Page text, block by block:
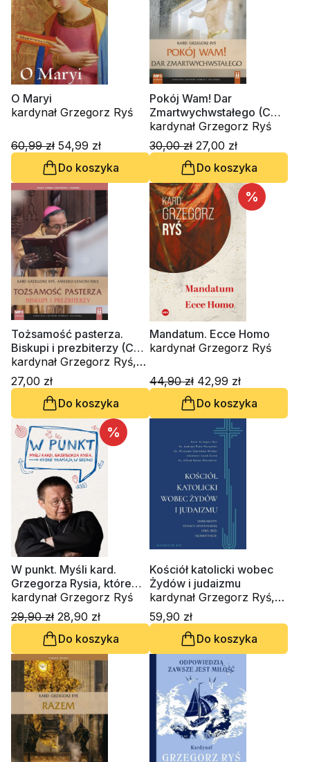
O Maryi
kardynał Grzegorz Ryś
60,99 zł 54,99 zł
Do koszyka
Pokój Wam! Dar
Zmartwychwstałego (CD-
audiobook)
kardynał Grzegorz Ryś
30,00 zł 27,00 zł
Do koszyka
Tożsamość pasterza.
Biskupi i prezbiterzy (CD-
audiobook)
kardynał Grzegorz Ryś,
Amedeo Cencini FdCC
27,00 zł
Do koszyka
%
Mandatum. Ecce Homo
kardynał Grzegorz Ryś
44,90 zł 42,99 zł
Do koszyka
%
W punkt. Myśli kard.
Grzegorza Rysia, które
trafiają w sedno
kardynał Grzegorz Ryś
29,90 zł 28,90 zł
Do koszyka
Kościół katolicki wobec
Żydów i judaizmu
kardynał Grzegorz Ryś,
ks. Andrzej Perzyński, ks.
Mirosław Stanisław
Wróbel, Sławomir Jacek
Żurek, ks. Alfred Marek
Wierzbicki
59,90 zł
Do koszyka